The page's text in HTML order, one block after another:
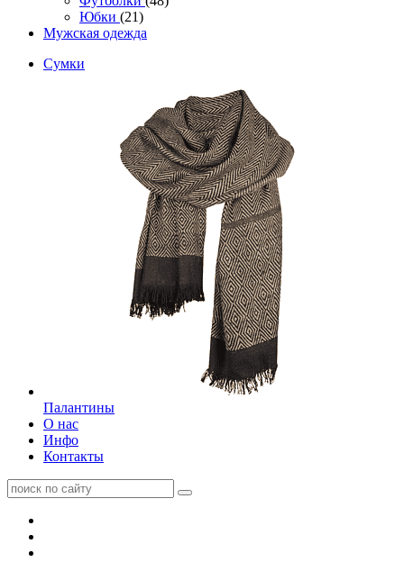
Юбки (21)
Мужская одежда
Сумки
Палантины
О нас
Инфо
Контакты